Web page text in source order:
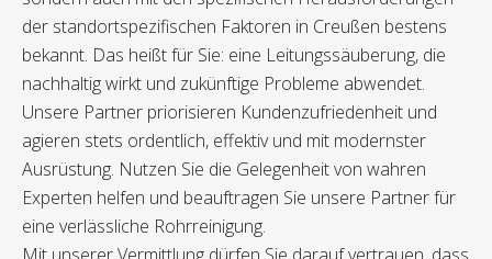
der standortspezifischen Faktoren in Creußen bestens
bekannt. Das heißt für Sie: eine Leitungssäuberung, die
nachhaltig wirkt und zukünftige Probleme abwendet.
Unsere Partner priorisieren Kundenzufriedenheit und
agieren stets ordentlich, effektiv und mit modernster
Ausrüstung. Nutzen Sie die Gelegenheit von wahren
Experten helfen und beauftragen Sie unsere Partner für
eine verlässliche Rohrreinigung.